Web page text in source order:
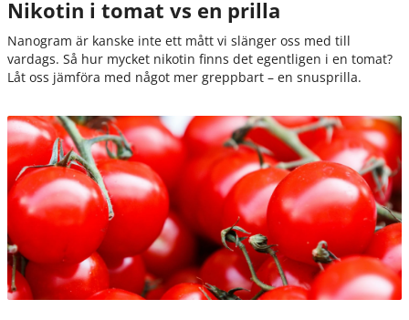
Nikotin i tomat vs en prilla
Nanogram är kanske inte ett mått vi slänger oss med till
vardags. Så hur mycket nikotin finns det egentligen i en tomat?
Låt oss jämföra med något mer greppbart – en snusprilla.